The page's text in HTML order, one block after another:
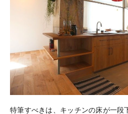
特筆すべきは、キッチンの床が一段